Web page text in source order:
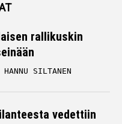
HANNU SILTANEN
vedettiin